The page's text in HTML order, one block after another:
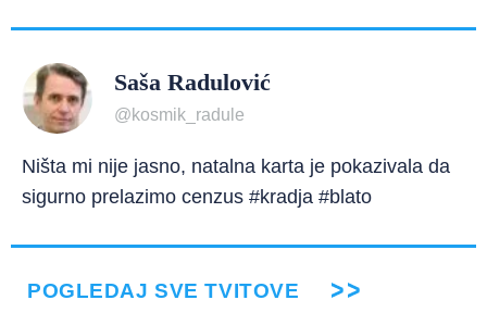
Saša Radulović
@kosmik_radule
Ništa mi nije jasno, natalna karta je pokazivala da
sigurno prelazimo cenzus #kradja #blato
POGLEDAJ SVE TVITOVE